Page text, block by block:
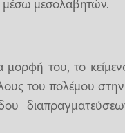
μορφή του, το
του πολέμου